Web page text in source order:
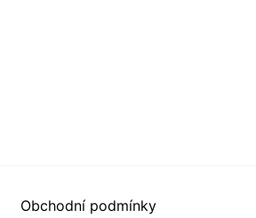
Obchodní podmínky